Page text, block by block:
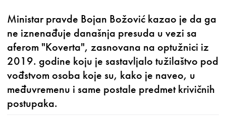
Ministar pravde Bojan Božović kazao je da ga
ne iznenađuje današnja presuda u vezi sa
aferom "Koverta", zasnovana na optužnici iz
2019. godine koju je sastavljalo tužilaštvo pod
vođstvom osoba koje su, kako je naveo, u
međuvremenu i same postale predmet krivičnih
postupaka.